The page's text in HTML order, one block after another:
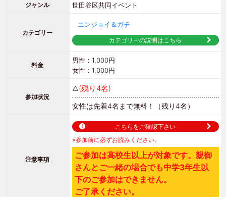
ジャンル 世田谷区共同イベント
カテゴリー
エンジョイ＆ガチ
カテゴリーの説明はこちら
料金
男性：1,000円
女性：1,000円
参加状況
△(残り4名)
女性は先着4名まで無料！ （残り4名）
注意事項
こちらをご確認下さい
※参加前に必ずお読みください。
ご参加は高校生以上が対象です。親御
さんとご一緒の場合でも中学3年生以
下のご参加はできません。
ご了承ください。